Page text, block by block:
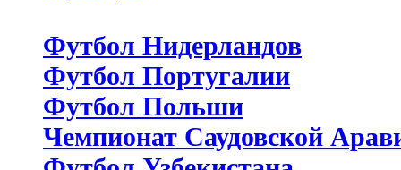
Футбол Нидерландов
Футбол Португалии
Футбол Польши
Чемпионат Саудовской